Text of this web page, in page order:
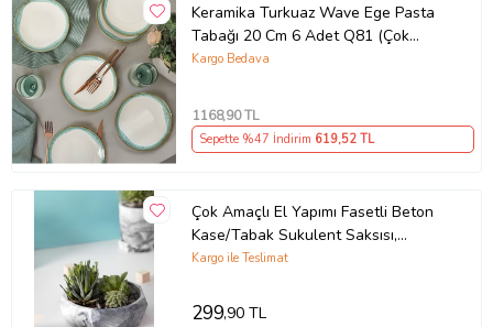
Keramika Turkuaz Wave Ege Pasta
Tabağı 20 Cm 6 Adet Q81 (Çok
Renkli)
Kargo Bedava
1168,90 TL
Sepette %47 İndirim 619,52 TL
Çok Amaçlı El Yapımı Fasetli Beton
Kase/Tabak Sukulent Saksısı,
Meyvelik ve Dekoratif Sunum Tabağı
Kargo ile Teslimat
299,90 TL